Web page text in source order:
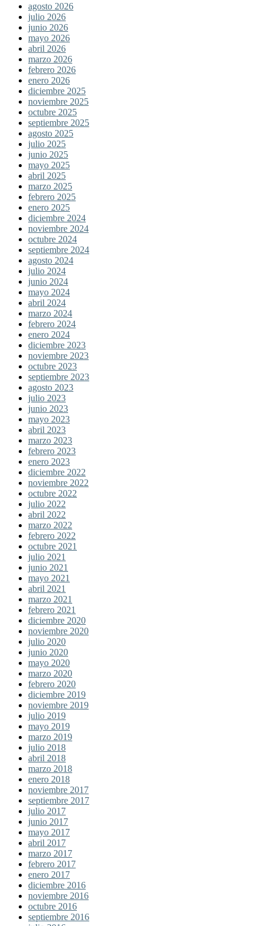
agosto 2026
julio 2026
junio 2026
mayo 2026
abril 2026
marzo 2026
febrero 2026
enero 2026
diciembre 2025
noviembre 2025
octubre 2025
septiembre 2025
agosto 2025
julio 2025
junio 2025
mayo 2025
abril 2025
marzo 2025
febrero 2025
enero 2025
diciembre 2024
noviembre 2024
octubre 2024
septiembre 2024
agosto 2024
julio 2024
junio 2024
mayo 2024
abril 2024
marzo 2024
febrero 2024
enero 2024
diciembre 2023
noviembre 2023
octubre 2023
septiembre 2023
agosto 2023
julio 2023
junio 2023
mayo 2023
abril 2023
marzo 2023
febrero 2023
enero 2023
diciembre 2022
noviembre 2022
octubre 2022
julio 2022
abril 2022
marzo 2022
febrero 2022
octubre 2021
julio 2021
junio 2021
mayo 2021
abril 2021
marzo 2021
febrero 2021
diciembre 2020
noviembre 2020
julio 2020
junio 2020
mayo 2020
marzo 2020
febrero 2020
diciembre 2019
noviembre 2019
julio 2019
mayo 2019
marzo 2019
julio 2018
abril 2018
marzo 2018
enero 2018
noviembre 2017
septiembre 2017
julio 2017
junio 2017
mayo 2017
abril 2017
marzo 2017
febrero 2017
enero 2017
diciembre 2016
noviembre 2016
octubre 2016
septiembre 2016